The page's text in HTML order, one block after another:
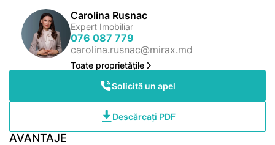
Carolina Rusnac
Expert Imobiliar
076 087 779
carolina.rusnac@mirax.md
Toate proprietățile
Solicită un apel
Descărcați PDF
AVANTAJE